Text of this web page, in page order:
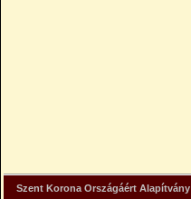
Szent Korona Országáért Alapítvány